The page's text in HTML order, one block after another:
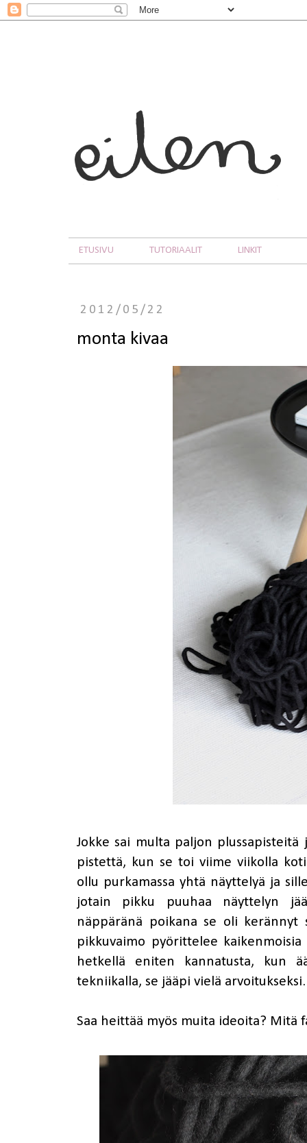
ETUSIVU TUTORIAALIT LINKIT
2012/05/22
monta kivaa
Jokke sai multa paljon
pistettä, kun se toi viime viikolla
ollu purkamassa yhtä näyttelyä ja
jotain pikku puuhaa näyttelyn
näppäränä poikana se oli
pikkuvaimo pyörittelee
hetkellä eniten kannatusta, kun
tekniikalla, se jääpi vielä
Saa heittää myös muita ideoita? Mitä